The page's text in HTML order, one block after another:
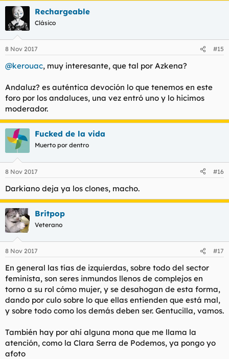
Rechargeable
Clásico
8 Nov 2017 #15
@kerouac, muy interesante, que tal por Azkena?
Andaluz? es auténtica devoción lo que tenemos en este
foro por los andaluces, una vez entró uno y lo hicimos
moderador.
Fucked de la vida
Muerto por dentro
8 Nov 2017 #16
Darkiano deja ya los clones, macho.
Britpop
Veterano
8 Nov 2017 #17
En general las tías de izquierdas, sobre todo del sector
feminista, son seres inmundos llenos de complejos en
torno a su rol cómo mujer, y se desahogan de esta forma,
dando por culo sobre lo que ellas entienden que está mal,
y sobre todo como los demás deben ser. Gentucilla, vamos.
También hay por ahí alguna mona que me llama la
atención, como la Clara Serra de Podemos, ya pongo yo
afoto